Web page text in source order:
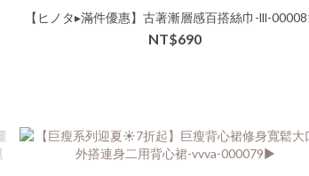
【ヒノタ▸滿件優惠】古著漸層感百搭絲巾-lll-
NT$690